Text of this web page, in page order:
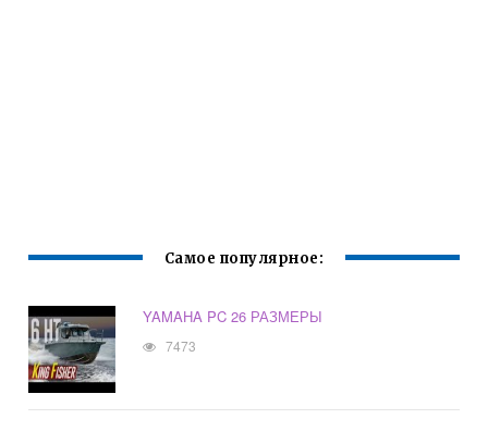
Самое популярное:
YAMAHA PC 26 РАЗМЕРЫ
7473